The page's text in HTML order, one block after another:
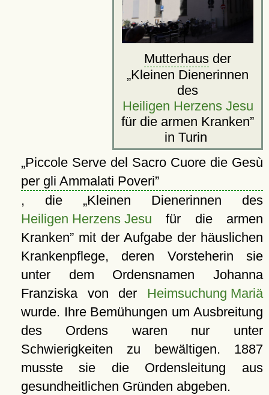
Mutterhaus der
Kleinen Dienerinnen
des
Heiligen Herzens Jesu
für die armen Kranken
in Turin
Piccole Serve del Sacro Cuore die Gesù
per gli Ammalati Poveri
, die
Kleinen Dienerinnen des
Heiligen Herzens Jesu für die armen
Kranken mit der Aufgabe der häuslichen
Krankenpflege, deren Vorsteherin sie
unter dem Ordensnamen Johanna
Franziska von der Heimsuchung Mariä
wurde. Ihre Bemühungen um Ausbreitung
des Ordens waren nur unter
Schwierigkeiten zu bewältigen. 1887
musste sie die Ordensleitung aus
gesundheitlichen Gründen abgeben.